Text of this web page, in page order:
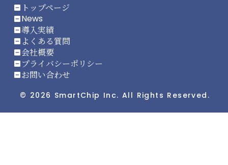
indeterminate_check_box トップページ
indeterminate_check_boxNews
indeterminate_check_box導入実績
indeterminate_check_box よくある質問
indeterminate_check_box会社概要
indeterminate_check_box プライバシーポリシー
indeterminate_check_boxお問い合わせ
© 2026 SmartChip Inc. All Rights Reserved.